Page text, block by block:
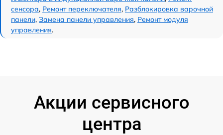
сенсора, Ремонт переключателя, Разблокировка варочной
панели, Замена панели управления, Ремонт модуля
управления.
Акции сервисного
центра